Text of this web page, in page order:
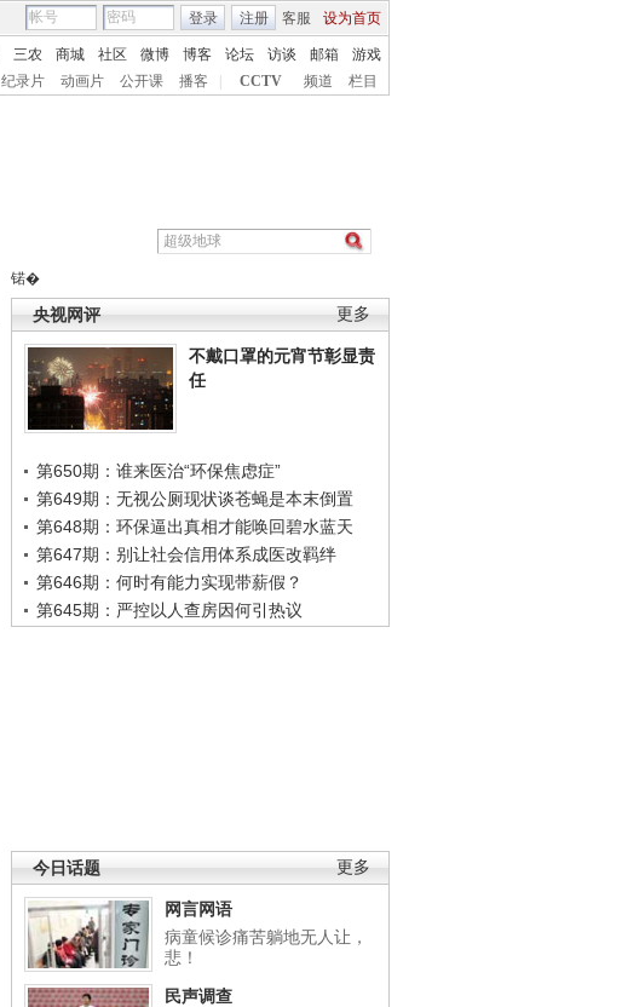
客服 设为首页
登录 注册
三农 商城 社区 微博 博客 论坛 访谈 邮箱
游戏
纪录片 动画片 公开课 播客 CCTV 频道 栏目
锘�
更多
央视网评
不戴口罩的元宵节彰显责
任
第650期：谁来医治“环保焦虑症”
第649期：无视公厕现状谈苍蝇是本末倒置
第648期：环保逼出真相才能唤回碧水蓝天
第647期：别让社会信用体系成医改羁绊
第646期：何时有能力实现带薪假？
第645期：严控以人查房因何引热议
更多
今日话题
网言网语
病童候诊痛苦躺地无人让，
悲！
民声调查